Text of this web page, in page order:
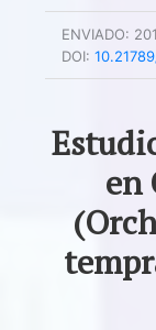
ENVIADO:
DOI:
en